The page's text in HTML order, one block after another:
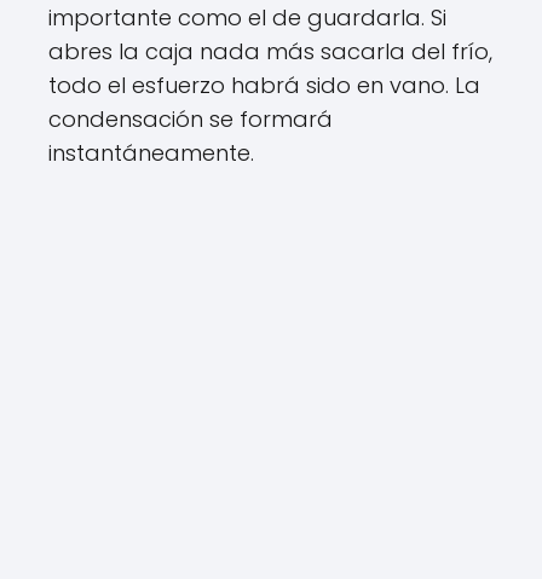
importante como el de guardarla. Si
abres la caja nada más sacarla del frío,
todo el esfuerzo habrá sido en vano. La
condensación se formará
instantáneamente.